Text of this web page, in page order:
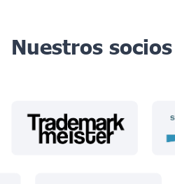
Nuestros socios